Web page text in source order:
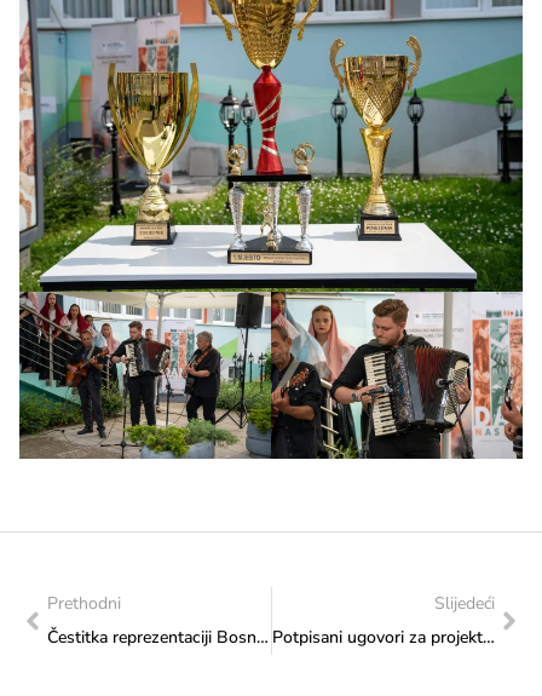
Prethodni
Čestitka reprezentaciji Bosne i Hercegovine na dosadašnjem ostvarenom rezultatu na Svjetskom fudbalskom prvenstvu
Slijedeći
Potpisani ugovori za projekte vjerskih zajednica vrijedni 465.000 KM